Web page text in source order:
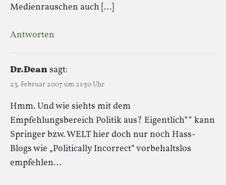
Medienrauschen auch […]
Antworten
Dr.Deansagt:
23. Februar 2007 um 21:50 Uhr
Hmm. Und wie siehts mit dem
Empfehlungsbereich Politik aus? Eigentlich** kann
Springer bzw. WELT hier doch nur noch Hass-
Blogs wie „Politically Incorrect“ vorbehaltslos
empfehlen…